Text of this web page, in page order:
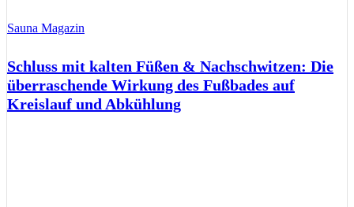
Sauna Magazin
Schluss mit kalten Füßen & Nachschwitzen: Die
überraschende Wirkung des Fußbades auf
Kreislauf und Abkühlung